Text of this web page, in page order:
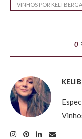
VINHOS POR KELI
0
KELI